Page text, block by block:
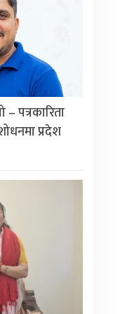
पत्रकारिता
प्रदेश